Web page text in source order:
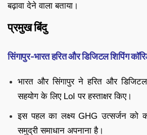
बढ़ावा देने वाला बताया।
प्रमुख बिंदु
सिंगापुर-भारत हरित और डिजिटल शिपिंग
भारत और सिंगापुर ने हरित और
सहयोग के लिए LoI पर हस्ताक्षर किए।
इस पहल का लक्ष्य GHG उत्सर्जन को
समुद्री समाधान अपनाना है।